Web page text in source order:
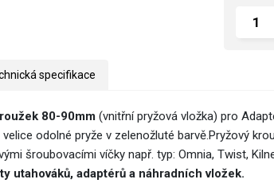
specifikace
80-90mm(vnitřní pryžová vložka) pro
odolné pryže v zelenožluté barvě.Pryžový
šroubovacími víčky např. typ: Omnia, Twist,
utahováků, adaptérů a náhradních vložek.